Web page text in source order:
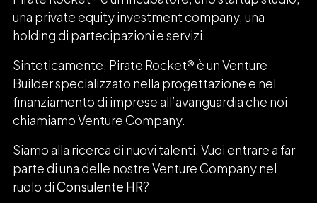
una private equity investment company, una
holding di partecipazioni e servizi.
Sinteticamente, Pirate Rocket® è un Venture
Builder specializzato nella progettazione e nel
finanziamento di imprese all’avanguardia che noi
chiamiamo Venture Company.
Siamo alla ricerca di nuovi talenti. Vuoi entrare a far
parte di una delle nostre Venture Company nel
ruolo diConsulente HR?